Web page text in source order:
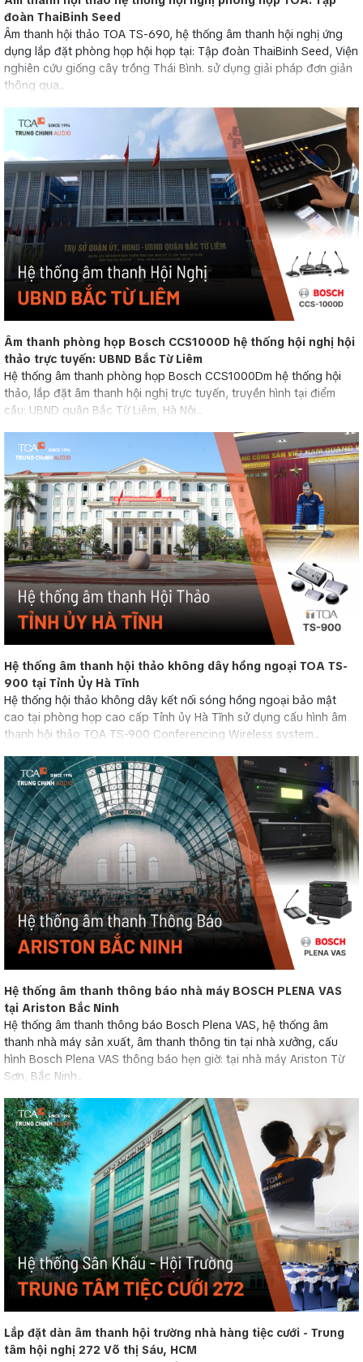
đoàn ThaiBinh Seed
Âm thanh hội thảo TOA TS-690, hệ thống âm thanh hội nghị ứng
dụng lắp đặt phòng họp hội họp tại: Tập đoàn ThaiBinh Seed, Viện
nghiên cứu giống cây trồng Thái Bình. sử dụng giải pháp đơn giản
thông qua...
Âm thanh phòng họp Bosch CCS1000D hệ thống hội nghị hội
thảo trực tuyến: UBND Bắc Từ Liêm
Hệ thống âm thanh phòng họp Bosch CCS1000Dm hệ thống hội
thảo, lắp đặt âm thanh hội nghị trực tuyến, truyền hình tại điểm
cầu: UBND quận Bắc Từ Liêm, Hà Nội...
Hệ thống âm thanh hội thảo không dây hồng ngoại TOA TS-
900 tại Tỉnh Ủy Hà Tĩnh
Hệ thống hội thảo không dây kết nối sóng hồng ngoại bảo mật
cao tại phòng họp cao cấp Tỉnh ủy Hà Tĩnh sử dụng cấu hình âm
thanh hội thảo TOA TS-900 Conferencing Wireless system...
Hệ thống âm thanh thông báo nhà máy BOSCH PLENA VAS
tại Ariston Bắc Ninh
Hệ thống âm thanh thông báo Bosch Plena VAS, hệ thống âm
thanh nhà máy sản xuất, âm thanh thông tin tại nhà xưởng, cấu
hình Bosch Plena VAS thông báo hẹn giờ: tại nhà máy Ariston Từ
Sơn, Bắc Ninh...
Lắp đặt dàn âm thanh hội trường nhà hàng tiệc cưới - Trung
tâm hội nghị 272 Võ thị Sáu, HCM